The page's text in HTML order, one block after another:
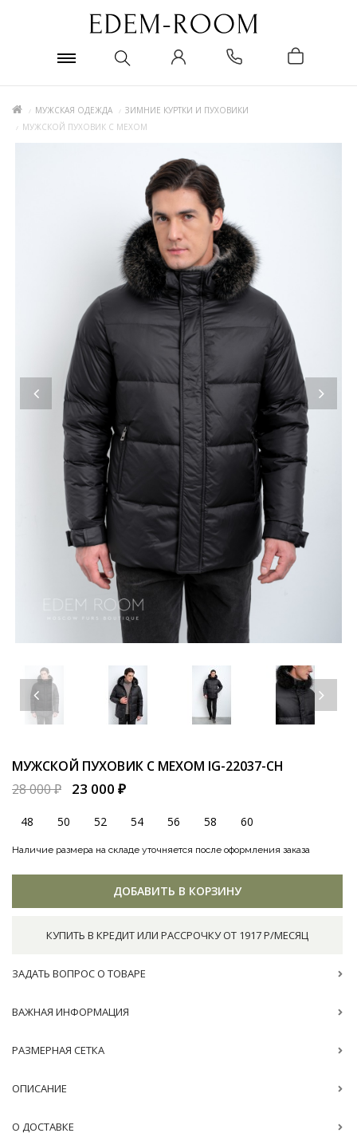
МУЖСКАЯ ОДЕЖДА
ЗИМНИЕ КУРТКИ И ПУХОВИКИ
МУЖСКОЙ ПУХОВИК С МЕХОМ
МУЖСКОЙ ПУХОВИК С МЕХОМ IG-22037-CH
28 000 ₽
23 000 ₽
48 50 52 54 56 58 60
Наличие размера на складе уточняется после оформления заказа
ДОБАВИТЬ В КОРЗИНУ
КУПИТЬ В КРЕДИТ ИЛИ РАССРОЧКУ ОТ 1917 Р/МЕСЯЦ
ЗАДАТЬ ВОПРОС О ТОВАРЕ
ВАЖНАЯ ИНФОРМАЦИЯ
РАЗМЕРНАЯ СЕТКА
ОПИСАНИЕ
О ДОСТАВКЕ